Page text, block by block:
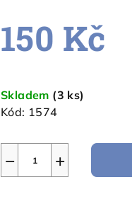
150 Kč
cena:
Skladem (3 ks)
Kód: 1574
+
−